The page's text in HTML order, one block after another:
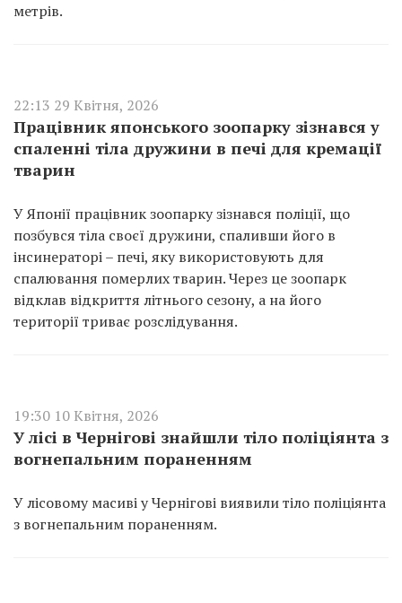
метрів.
22:13 29 Квітня, 2026
Працівник японського зоопарку зізнався у
спаленні тіла дружини в печі для кремації
тварин
У Японії працівник зоопарку зізнався поліції, що
позбувся тіла своєї дружини, спаливши його в
інсинераторі – печі, яку використовують для
спалювання померлих тварин. Через це зоопарк
відклав відкриття літнього сезону, а на його
території триває розслідування.
19:30 10 Квітня, 2026
У лісі в Чернігові знайшли тіло поліціянта з
вогнепальним пораненням
У лісовому масиві у Чернігові виявили тіло поліціянта
з вогнепальним пораненням.